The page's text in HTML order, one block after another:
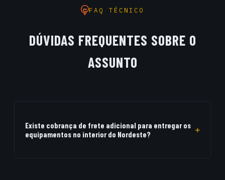
FAQ TÉCNICO
DÚVIDAS FREQUENTES SOBRE O
ASSUNTO
Existe cobrança de frete adicional para entregar os
equipamentos no interior do Nordeste?
Na Klyfe Electric, o orçamento apresentado é 100% Turnkey